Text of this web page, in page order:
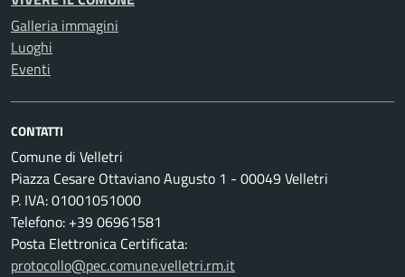
Galleria immagini
Luoghi
Eventi
CONTATTI
Comune di Velletri
Piazza Cesare Ottaviano Augusto 1 - 00049 Velletri
P. IVA: 01001051000
Telefono: +39 06961581
Posta Elettronica Certificata:
protocollo@pec.comune.velletri.rm.it